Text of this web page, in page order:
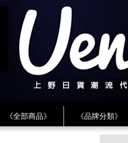
《全部商品》 《品牌分類》
《CDG》